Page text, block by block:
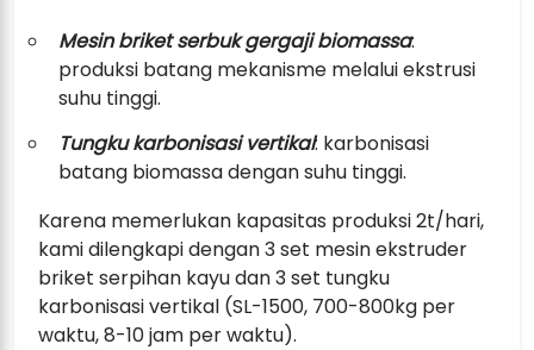
Mesin briket serbuk gergaji biomassa:
produksi batang mekanisme melalui ekstrusi
suhu tinggi.
Tungku karbonisasi vertikal: karbonisasi
batang biomassa dengan suhu tinggi.
Karena memerlukan kapasitas produksi 2t/hari,
kami dilengkapi dengan 3 set mesin ekstruder
briket serpihan kayu dan 3 set tungku
karbonisasi vertikal (SL-1500, 700-800kg per
waktu, 8-10 jam per waktu).